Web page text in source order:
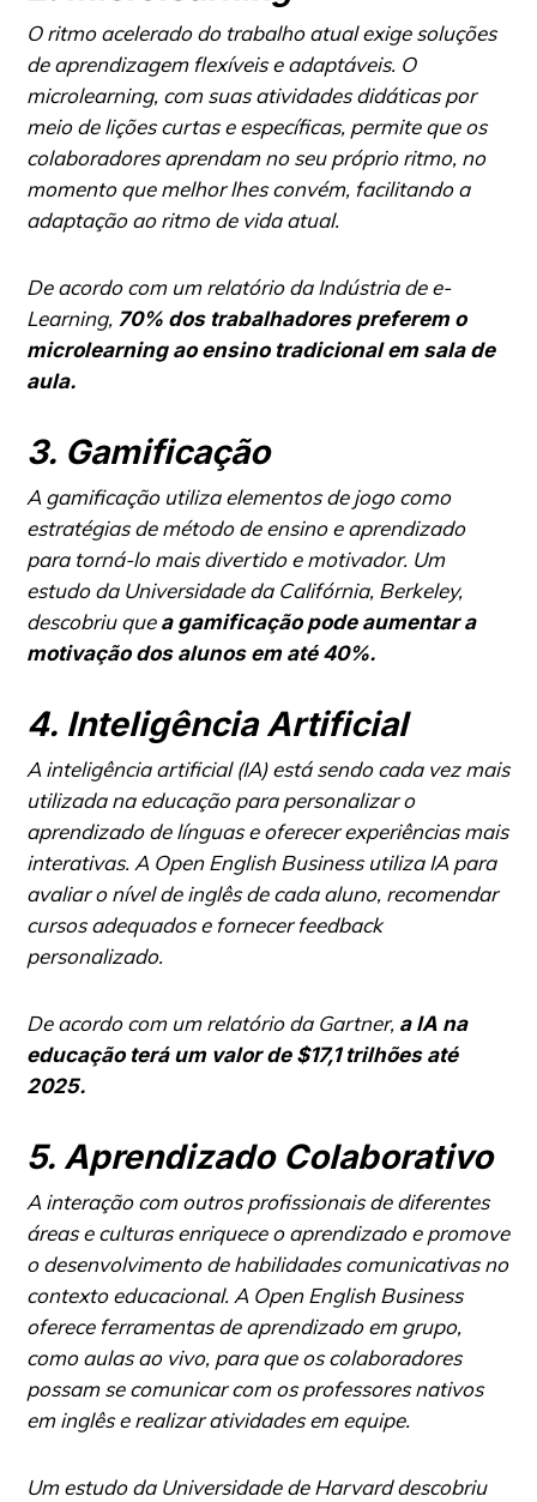
O ritmo acelerado do trabalho atual exige soluções
de aprendizagem flexíveis e adaptáveis. O
microlearning, com suas atividades didáticas por
meio de lições curtas e específicas, permite que os
colaboradores aprendam no seu próprio ritmo, no
momento que melhor lhes convém, facilitando a
adaptação ao ritmo de vida atual.
De acordo com um relatório da Indústria de e-
Learning, 70% dos trabalhadores preferem o
microlearning ao ensino tradicional em sala de
aula.
3. Gamificação
A gamificação utiliza elementos de jogo como
estratégias de método de ensino e aprendizado
para torná-lo mais divertido e motivador. Um
estudo da Universidade da Califórnia, Berkeley,
descobriu que a gamificação pode aumentar a
motivação dos alunos em até 40%.
4. Inteligência Artificial
A inteligência artificial (IA) está sendo cada vez mais
utilizada na educação para personalizar o
aprendizado de línguas e oferecer experiências mais
interativas. A Open English Business utiliza IA para
avaliar o nível de inglês de cada aluno, recomendar
cursos adequados e fornecer feedback
personalizado.
De acordo com um relatório da Gartner, a IA na
educação terá um valor de $17,1 trilhões até
2025.
5. Aprendizado Colaborativo
A interação com outros profissionais de diferentes
áreas e culturas enriquece o aprendizado e promove
o desenvolvimento de habilidades comunicativas no
contexto educacional. A Open English Business
oferece ferramentas de aprendizado em grupo,
como aulas ao vivo, para que os colaboradores
possam se comunicar com os professores nativos
em inglês e realizar atividades em equipe.
Um estudo da Universidade de Harvard descobriu